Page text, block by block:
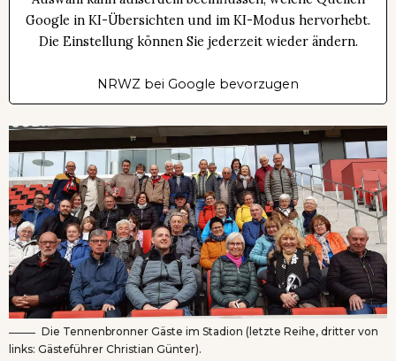
Google in KI-Übersichten und im KI-Modus hervorhebt.
Die Einstellung können Sie jederzeit wieder ändern.
NRWZ bei Google bevorzugen
Die Tennenbronner Gäste im Stadion (letzte Reihe, dritter von
links: Gästeführer Christian Günter).